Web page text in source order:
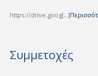
https://drive.goog[...]
Συμμετοχές